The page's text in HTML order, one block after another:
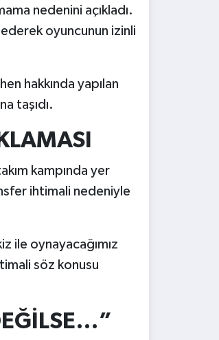
nedenini açıkladı.
oyuncunun izinli
hakkında yapılan
taşıdı.
kampında yer
ihtimali nedeniyle
ile oynayacağımız
söz konusu